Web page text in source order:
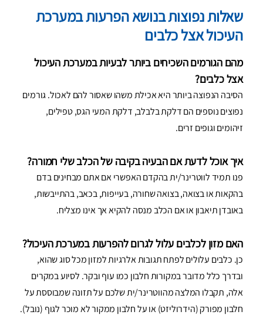
שאלות נפוצות בנושא הפרעות במערכת
העיכול אצל כלבים
מהם הגורמים השכיחים ביותר לבעיות במערכת העיכול
אצל כלבים?
הסיבה הנפוצה ביותר היא אכילת משהו שאסור להם לאכול. גורמים
נפוצים נוספים הם דלקת בלבלב, דלקת המעי הגס, טפילים,
זיהומים וגופים זרים.
איך אוכל לדעת אם הבעיה בקיבה של הכלב שלי חמורה?
פנו תמיד לווטרינר/ית בהקדם האפשרי אם אתם מבחינים בדם
בהקאות או בצואה, בצואה שחורה, בעייפות, בכאב, בהתייבשות,
באובדן תיאבון או אם הכלב מנסה להקיא אך אינו מצליח.
האם מזון לכלבים עלול לגרום להפרעות במערכת העיכול?
כן. כלבים עלולים לפתח תגובות אלרגיות למזון מכל סוג שהוא,
ובדרך כלל מדובר במקורות חלבון כמו עוף ובקר. לסיוע במקרים
אלה, תקבלו המלצה מהווטרינר/ית שלכם על תזונה שמבוססת על
חלבון מפורק (הידרוליזט) או על חלבון ממקור לא מוכר לגוף (נובל).